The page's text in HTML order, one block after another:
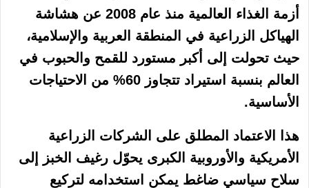
أزمة الغذاء العالمية منذ عام 2008 عن هشاشة
الهياكل الزراعية في المنطقة العربية والإسلامية،
حيث تحولت إلى أكبر مستورد للقمح والحبوب في
العالم بنسبة استيراد تتجاوز 60% من الاحتياجات
الأساسية.
هذا الاعتماد المطلق على الشركات الزراعية
الأمريكية والأوروبية الكبرى يحوّل رغيف الخبز إلى
سلاح سياسي ضاغط يمكن استخدامه لتركيع